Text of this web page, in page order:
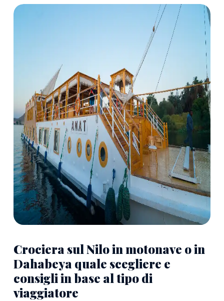
Crociera sul Nilo in motonave o in
Dahabeya quale scegliere e
consigli in base al tipo di
viaggiatore